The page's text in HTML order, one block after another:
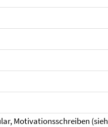
Motivationsschreiben